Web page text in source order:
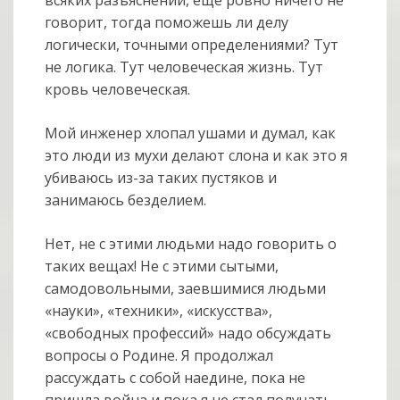
говорит, тогда поможешь ли делу
логически, точными определениями? Тут
не логика. Тут человеческая жизнь. Тут
кровь человеческая.
Мой инженер хлопал ушами и думал, как
это люди из мухи делают слона и как это я
убиваюсь из-за таких пустяков и
занимаюсь безделием.
Нет, не с этими людьми надо говорить о
таких вещах! Не с этими сытыми,
самодовольными, заевшимися людьми
«науки», «техники», «искусства»,
«свободных профессий» надо обсуждать
вопросы о Родине. Я продолжал
рассуждать с собой наедине, пока не